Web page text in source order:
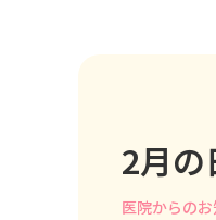
2月の
医院からの